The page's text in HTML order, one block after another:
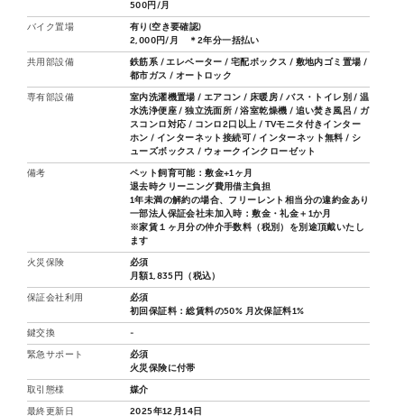
500円/月
バイク置場
有り(空き要確認)
2,000円/月 ＊2年分一括払い
共用部設備
鉄筋系 / エレベーター / 宅配ボックス / 敷地内ゴミ置場 /
都市ガス / オートロック
専有部設備
室内洗濯機置場 / エアコン / 床暖房 / バス・トイレ別 / 温
水洗浄便座 / 独立洗面所 / 浴室乾燥機 / 追い焚き風呂 / ガ
スコンロ対応 / コンロ2口以上 / TVモニタ付きインター
ホン / インターネット接続可 / インターネット無料 / シ
ューズボックス / ウォークインクローゼット
備考
ペット飼育可能：敷金+1ヶ月
退去時クリーニング費用借主負担
1年未満の解約の場合、フリーレント相当分の違約金あり
一部法人保証会社未加入時：敷金・礼金＋1か月
※家賃１ヶ月分の仲介手数料（税別）を別途頂戴いたし
ます
火災保険
必須
月額1,835円（税込）
保証会社利用
必須
初回保証料：総賃料の50% 月次保証料1%
鍵交換 -
緊急サポート
必須
火災保険に付帯
取引態様 媒介
最終更新日 2025年12月14日